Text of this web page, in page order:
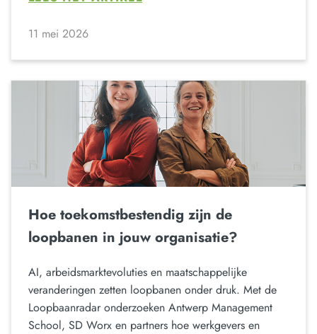
11 mei 2026
Hoe toekomstbestendig zijn de
loopbanen in jouw organisatie?
AI, arbeidsmarktevoluties en maatschappelijke
veranderingen zetten loopbanen onder druk. Met de
Loopbaanradar onderzoeken Antwerp Management
School, SD Worx en partners hoe werkgevers en